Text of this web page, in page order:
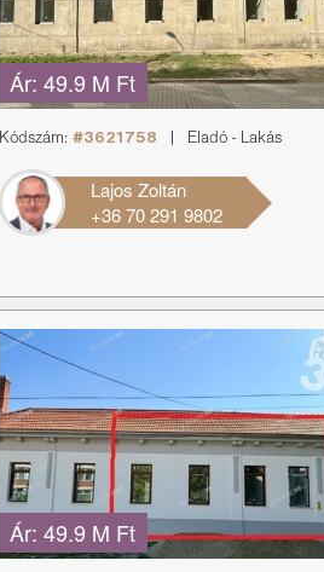
Ár: 49.9 M Ft
Kódszám: #3621758 Eladó - Lakás
Lajos Zoltán
+36 70 291 9802
Ár: 49.9 M Ft